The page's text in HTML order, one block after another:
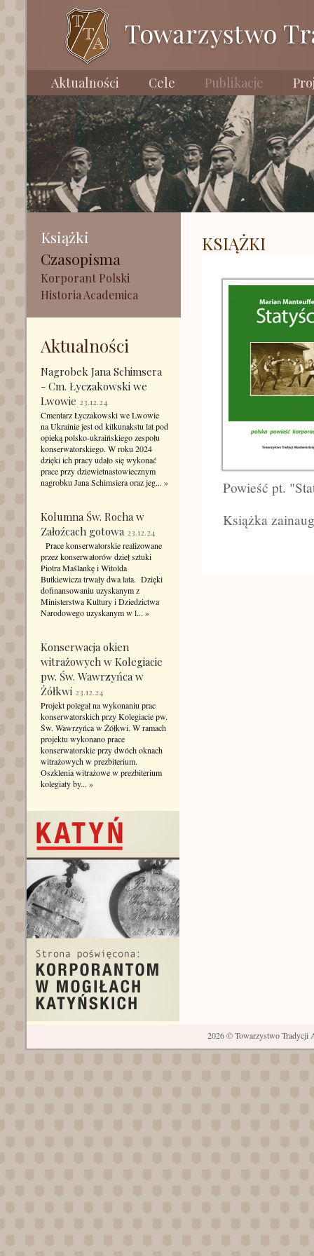
Aktualności Cele Publikacje
Książki
Czasopisma
Korporant Polski
Historia Academica
Aktualności
Nagrobek Jana Schimsera
- Cm. Łyczakowski we
Lwowie 23.12.24
Cmentarz Łyczakowski we Lwowie
na Ukrainie jest od kilkunakstu lat pod
opieką polsko-ukraińskiego zespołu
konserwatorskiego. W roku 2024
dzięki ich pracy udało się wykonać
prace przy dziewietnastowiecznym
nagrobku Jana Schimsiera oraz jeg... »
Kolumna Św. Rocha w
Załoźcach gotowa 23.12.24
Prace konserwatorskie realizowane
przez konserwatorów dzieł sztuki
Piotra Maślankę i Witolda
Butkiewicza trwały dwa lata. Dzięki
dofinansowaniu uzyskanym z
Ministerstwa Kultury i Dziedzictwa
Narodowego uzyskanym w l... »
Konserwacja okien
witrażowych w Kolegiacie
pw. Św. Wawrzyńca w
Żółkwi 23.12.24
Projekt polegał na wykonaniu prac
konserwatorskich przy Kolegiacie pw.
Św. Wawrzyńca w Żółkwi. W ramach
projektu wykonano prace
konserwatorskie przy dwóch oknach
witrażowych w prezbiterium.
Oszklenia witrażowe w prezbiterium
kolegiaty by... »
KSIĄŻKI
Powieść pt.
Książka
2026 © Towarzystwo Tradycji